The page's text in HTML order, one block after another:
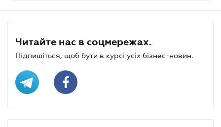
Читайте нас в соцмережах.
Підпишіться, щоб бути в курсі усіх бізнес-новин.